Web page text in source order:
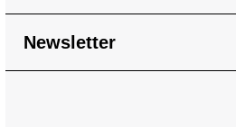
Newsletter